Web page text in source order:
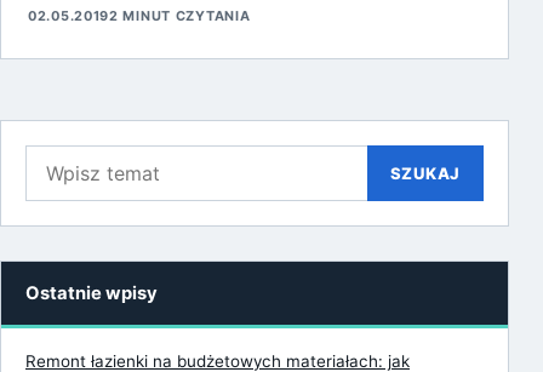
02.05.20192 MINUT CZYTANIA
Szukaj:
SZUKAJ
Ostatnie wpisy
Remont łazienki na budżetowych materiałach: jak